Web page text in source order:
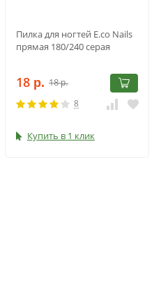
Пилка для ногтей E.co Nails
прямая 180/240 серая
18 р. 18р.
8
Купить в 1 клик